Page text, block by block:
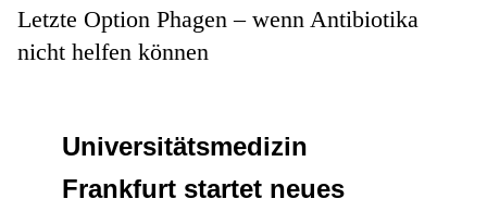
Innovationsfelder
Netzwerke
Letzte Option Phagen – wenn Antibiotika
nicht helfen können
Universitätsmedizin
Frankfurt startet neues